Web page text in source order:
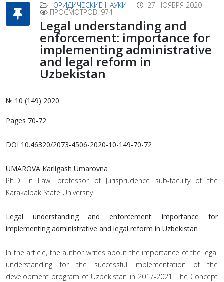
ЮРИДИЧЕСКИЕ НАУКИ 27 НОЯБРЯ 2020
ПРОСМОТРОВ: 974
Legal understanding and
enforcement: importance for
implementing administrative
and legal reform in
Uzbekistan
№ 10 (149) 2020
Pages 70-72
DOI 10.46320/2073-4506-2020-10-149-70-72
UMAROVA Karligash Umarovna
Ph.D. in Law, professor of Jurisprudence sub-faculty of the
Karakalpak State University
Legal understanding and enforcement: importance for
implementing administrative and legal reform in Uzbekistan
In the article, the author writes about the importance of the legal
understanding for the successful implementation of the
development program of Uzbekistan in 2017-2021. The Concept